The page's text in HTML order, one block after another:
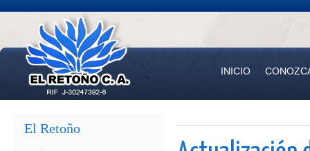
INICIO
El Retoño